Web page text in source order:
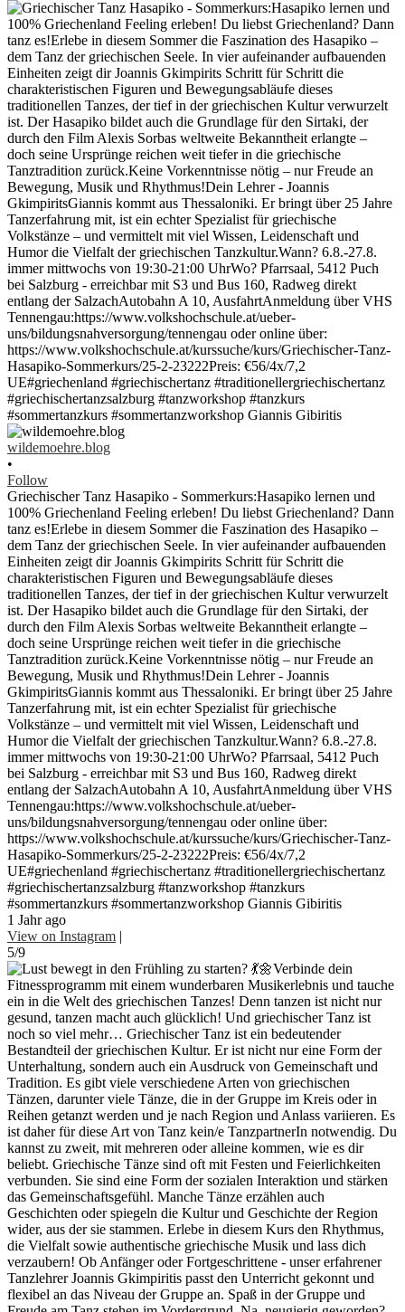
wildemoehre.blog
•
Follow
Griechischer Tanz Hasapiko - Sommerkurs:Hasapiko lernen und
100% Griechenland Feeling erleben! Du liebst Griechenland? Dann
tanz es!Erlebe in diesem Sommer die Faszination des Hasapiko –
dem Tanz der griechischen Seele. In vier aufeinander aufbauenden
Einheiten zeigt dir Joannis Gkimpirits Schritt für Schritt die
charakteristischen Figuren und Bewegungsabläufe dieses
traditionellen Tanzes, der tief in der griechischen Kultur verwurzelt
ist. Der Hasapiko bildet auch die Grundlage für den Sirtaki, der
durch den Film Alexis Sorbas weltweite Bekanntheit erlangte –
doch seine Ursprünge reichen weit tiefer in die griechische
Tanztradition zurück.Keine Vorkenntnisse nötig – nur Freude an
Bewegung, Musik und Rhythmus!Dein Lehrer - Joannis
GkimpiritsGiannis kommt aus Thessaloniki. Er bringt über 25 Jahre
Tanzerfahrung mit, ist ein echter Spezialist für griechische
Volkstänze – und vermittelt mit viel Wissen, Leidenschaft und
Humor die Vielfalt der griechischen Tanzkultur.Wann? 6.8.-27.8.
immer mittwochs von 19:30-21:00 UhrWo? Pfarrsaal, 5412 Puch
bei Salzburg - erreichbar mit S3 und Bus 160, Radweg direkt
entlang der SalzachAutobahn A 10, AusfahrtAnmeldung über VHS
Tennengau:https://www.volkshochschule.at/ueber-
uns/bildungsnahversorgung/tennengau oder online über:
https://www.volkshochschule.at/kurssuche/kurs/Griechischer-Tanz-
Hasapiko-Sommerkurs/25-2-23222Preis: €56/4x/7,2
UE#griechenland #griechischertanz #traditionellergriechischertanz
#griechischertanzsalzburg #tanzworkshop #tanzkurs
#sommertanzkurs #sommertanzworkshop Giannis Gibiritis
1 Jahr ago
View on Instagram |
5/9